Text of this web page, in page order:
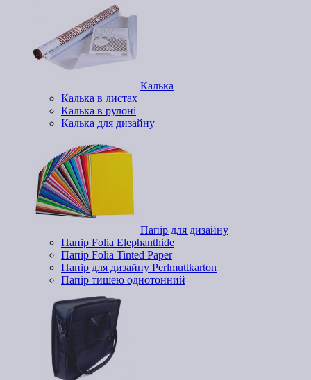
Калька
Калька в листах
Калька в рулоні
Калька для дизайну
Папір для дизайну
Папір Folia Elephanthide
Папір Folia Tinted Paper
Папір для дизайну Perlmuttkarton
Папір тишею однотонний